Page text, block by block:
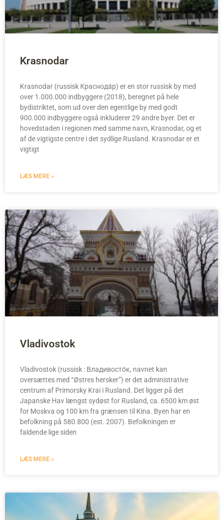
Krasnodar
Krasnodar (russisk Краснода́р) er en stor russisk by med
over 1.000.000 indbyggere (2018), beregnet på hele
bydistriktet, som ud over den egentlige by med godt
900.000 indbyggere også inkluderer 29 andre byer. Det er
hovedstaden i regionen med samme navn, Krasnodar, og et
af de vigtigste centre i det sydlige Rusland. Krasnodar er et
vigtigt
LÆS MERE »
Vladivostok
Vladivostok (russisk : Владивосто́к, navnet kan
oversættes med “Østres hersker”) er det administrative
centrum af Primorsky Krai i Rusland. Det ligger på det
Japanske Hav længst sydøst for Rusland, ca. 6500 km øst
for Moskva og 100 km fra grænsen til Kina. Byen har en
befolkning på 580.800 (est. 2007). Befolkningen er
faldende lige siden
LÆS MERE »